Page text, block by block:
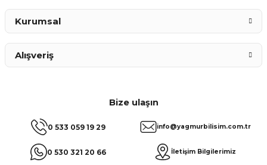
Bize ulaşın
0 533 059 19 29
0 530 321 20 66
info@yagmurbilisim.com.tr
İletişim Bilgilerimiz
Kurumsal
Alışveriş